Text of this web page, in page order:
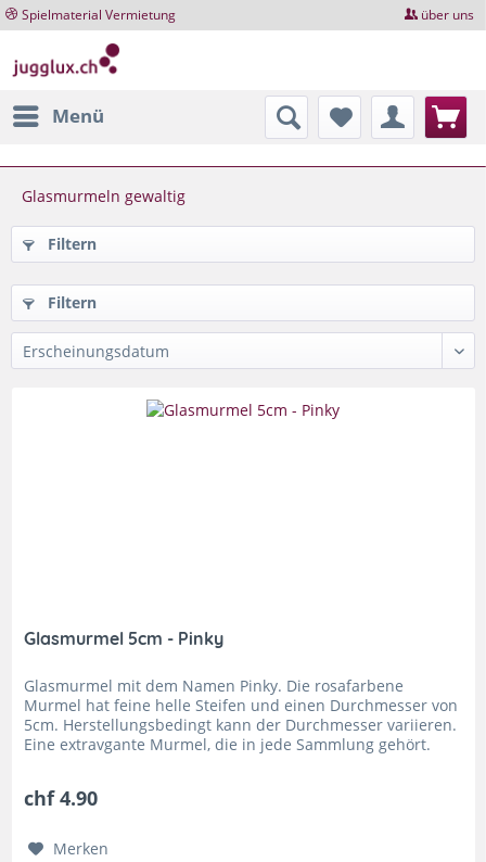
Spielmaterial Vermietung über uns
Menü
Glasmurmeln gewaltig
Filtern
Filtern
Glasmurmel 5cm - Pinky
Glasmurmel mit dem Namen Pinky. Die rosafarbene
Murmel hat feine helle Steifen und einen Durchmesser von
5cm. Herstellungsbedingt kann der Durchmesser variieren.
Eine extravgante Murmel, die in jede Sammlung gehört.
chf 4.90
Merken